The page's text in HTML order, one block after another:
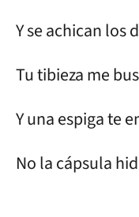
Y se achican los
Tu tibieza me
Y una espiga te
No la cápsula